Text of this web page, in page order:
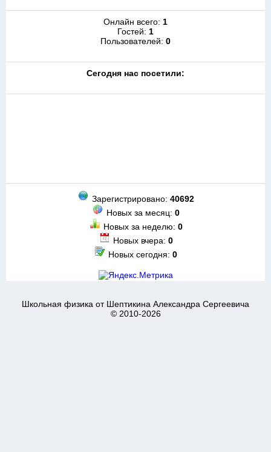
Онлайн всего: 1
Гостей: 1
Пользователей: 0
Cегодня нас посетили:
Зарегистрировано: 40692
Новых за месяц: 0
Новых за неделю: 0
Новых вчера: 0
Новых сегодня: 0
Школьная физика от Шептикина Александра Сергеевича
© 2010-2026